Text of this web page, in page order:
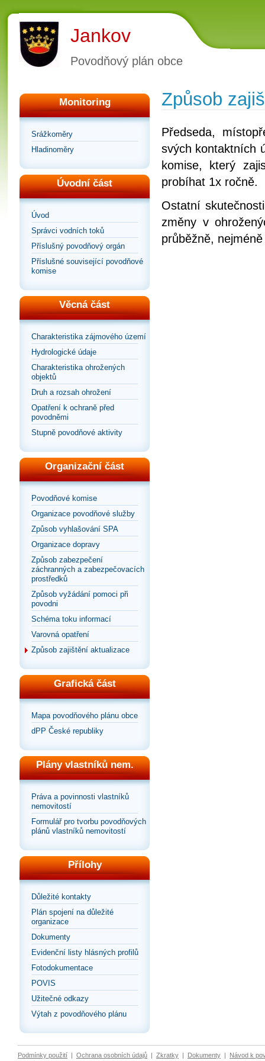
Jankov
Povodňový plán obce
Monitoring
Srážkoměry
Hladinoměry
Úvodní část
Úvod
Správci vodních toků
Příslušný povodňový orgán
Příslušné související povodňové
komise
Věcná část
Charakteristika zájmového území
Hydrologické údaje
Charakteristika ohrožených
objektů
Druh a rozsah ohrožení
Opatření k ochraně před
povodněmi
Stupně povodňové aktivity
Organizační část
Povodňové komise
Organizace povodňové služby
Způsob vyhlašování SPA
Organizace dopravy
Způsob zabezpečení
záchranných a zabezpečovacích
prostředků
Způsob vyžádání pomoci při
povodni
Schéma toku informací
Varovná opatření
Způsob zajištění aktualizace
Grafická část
Mapa povodňového plánu obce
dPP České republiky
Plány vlastníků nem.
Práva a povinnosti vlastníků
nemovitostí
Formulář pro tvorbu povodňových
plánů vlastníků nemovitostí
Přílohy
Důležité kontakty
Plán spojení na důležité
organizace
Dokumenty
Evidenční listy hlásných profilů
Fotodokumentace
POVIS
Užitečné odkazy
Výtah z povodňového plánu
Způsob
Předseda,
svých kontaktních
komise, který
probíhat 1x ročně.
Ostatní
změny v
průběžně,
Podmínky použití | Ochrana osobních údajů | Zkratky | Dokumenty | Návod k